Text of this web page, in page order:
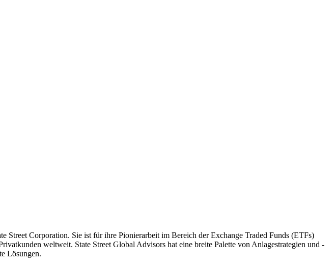
Street Corporation. Sie ist für ihre Pionierarbeit im Bereich der Exchange Traded Funds (ETFs)
weltweit. State Street Global Advisors hat eine breite Palette von Anlagestrategien und -
Lösungen.